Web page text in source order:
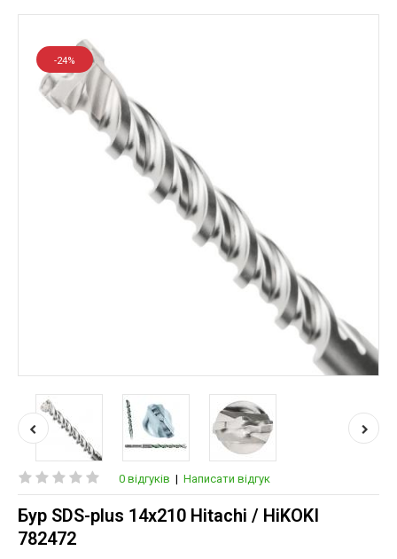
-24%
0 відгуків | Написати відгук
Бур SDS-plus 14х210 Hitachi / HiKOKI
782472